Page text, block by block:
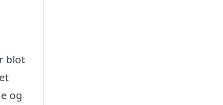
blot
og